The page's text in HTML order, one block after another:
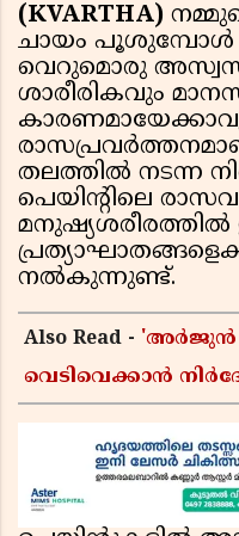
(KVARTHA)
ചായം പൂശുമ്പോൾ
വെറുമൊരു
ശാരീരികവും
തലത്തിൽ നടന്ന
പെയിന്റിലെ
മനുഷ്യശരീരത്തിൽ
നൽകുന്നുണ്ട്.
Also Read - 'അർജുൻ
വെടിവെക്കാൻ
ചെന്നിത്തല